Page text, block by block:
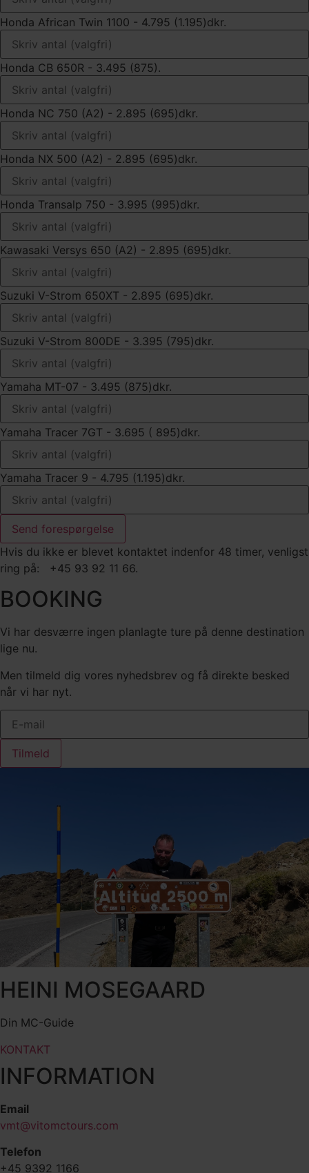
Honda African Twin 1100 - 4.795 (1.195)dkr.
Honda CB 650R - 3.495 (875).
Honda NC 750 (A2) - 2.895 (695)dkr.
Honda NX 500 (A2) - 2.895 (695)dkr.
Honda Transalp 750 - 3.995 (995)dkr.
Kawasaki Versys 650 (A2) - 2.895 (695)dkr.
Suzuki V-Strom 650XT - 2.895 (695)dkr.
Suzuki V-Strom 800DE - 3.395 (795)dkr.
Yamaha MT-07 - 3.495 (875)dkr.
Yamaha Tracer 7GT - 3.695 ( 895)dkr.
Yamaha Tracer 9 - 4.795 (1.195)dkr.
Send forespørgelse
Hvis du ikke er blevet kontaktet indenfor 48 timer, venligst
ring på: +45 93 92 11 66.
BOOKING
Vi har desværre ingen planlagte ture på denne destination
lige nu.
Men tilmeld dig vores nyhedsbrev og få direkte besked
når vi har nyt.
Tilmeld
HEINI MOSEGAARD
Din MC-Guide
KONTAKT
INFORMATION
Email
vmt@vitomctours.com
Telefon
+45 9392 1166